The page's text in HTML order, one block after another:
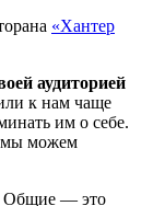
«Хантер
аудиторией
к нам чаще
им о себе.
мы можем
Общие — это